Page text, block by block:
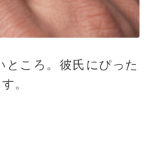
ころ。彼氏にぴった
。